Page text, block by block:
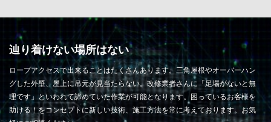
辿り着けない場所はない
ロープアクセスで出来ることはたくさんあります。三角屋根やオーバーハン
グした外壁、屋上に吊元が見当たらない。改修業者さんに「足場がないと無
理です」といわれて諦めていた作業が可能となります。困っているお客様を
助ける！をコンセプトに新しい技術、施工方法を常に考えております。お気